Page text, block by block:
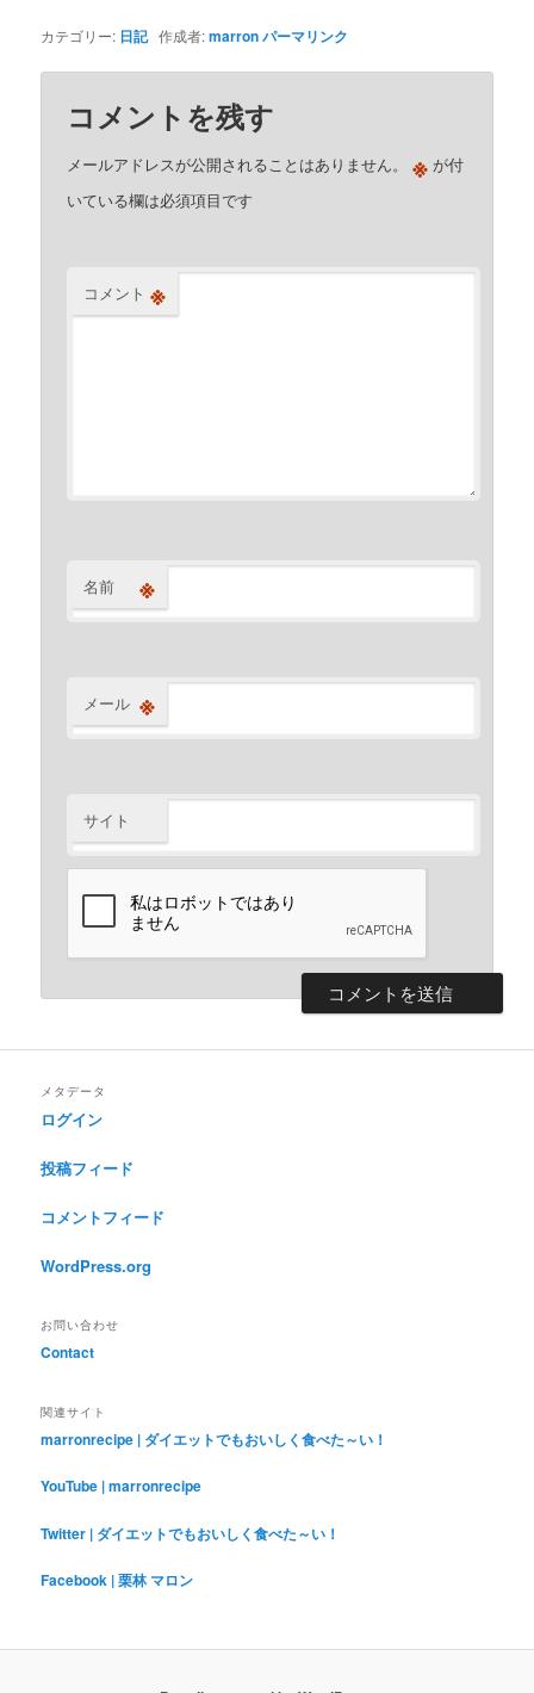
カテゴリー: 日記作成者:marronパーマリンク
コメントを残す
メールアドレスが公開されることはありません。 ※ が付
いている欄は必須項目です
コメント ※
名前 ※
メール ※
サイト
メタデータ
ログイン
投稿フィード
コメントフィード
WordPress.org
お問い合わせ
Contact
関連サイト
marronrecipe | ダイエットでもおいしく食べた～い！
YouTube | marronrecipe
Twitter | ダイエットでもおいしく食べた～い！
Facebook | 栗林 マロン